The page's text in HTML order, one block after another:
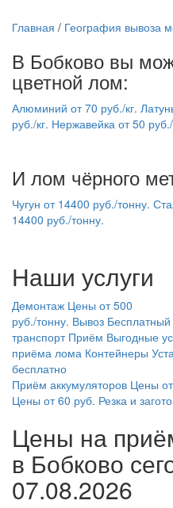
Главная / География вывоза
В Бобково вы
цветной лом:
Алюминий от70 руб./кг.
руб./кг. Нержавейка от50
И лом чёрного
Чугун от 14400 руб./тонну.
14400 руб./тонну.
Наши услуги
Демонтаж Цены от 500
руб./тонну. Вывоз Бесплатный
транспорт Приём Выгодные
приёма лома Контейнеры
бесплатно
Приём аккумуляторов Цены
Цены от 60 руб. Резка и
Цены на
в Бобково
07.08.2026